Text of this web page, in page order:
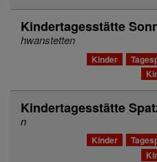
Kindertagesstätte
hwanstetten
Kinder
Kindertagesstätte
n
Kinder